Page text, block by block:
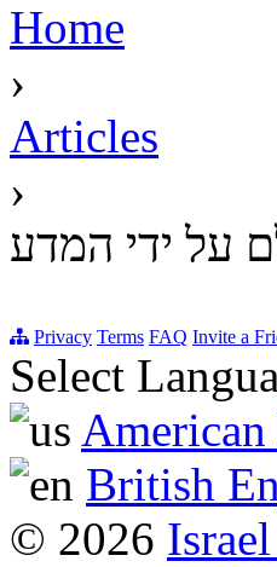
Home
›
Articles
›
על ידי המדע
Privacy Terms FAQ Invite a
Select
British
© 2026